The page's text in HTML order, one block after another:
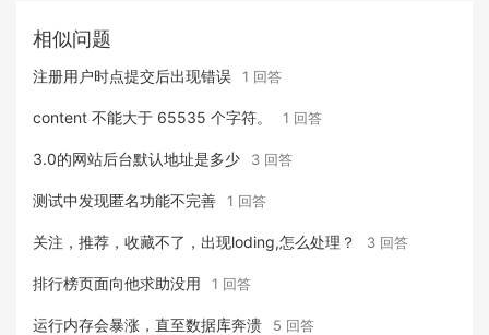
相似问题
注册用户时点提交后出现错误 1 回答
content 不能大于 65535 个字符。 1 回答
3.0的网站后台默认地址是多少 3 回答
测试中发现匿名功能不完善 1 回答
关注，推荐，收藏不了，出现loding,怎么处理？ 3 回答
排行榜页面向他求助没用 1 回答
运行内存会暴涨，直至数据库奔溃 5 回答